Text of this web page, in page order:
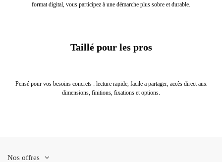
format digital, vous participez à une démarche plus sobre et durable.
Taillé pour les pros
Pensé pour vos besoins concrets : lecture rapide, facile a partager, accès direct aux
dimensions, finitions, fixations et options.
Nos offres